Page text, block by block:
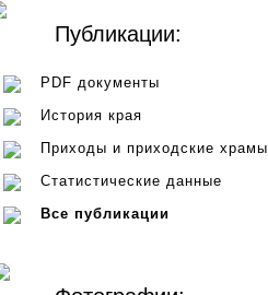
Публикации:
PDF документы
История края
Приходы и приходские храмы
Статистические данные
Все публикации